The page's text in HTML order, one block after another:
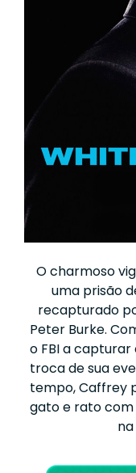
O charmoso
uma prisão
recapturado
Peter Burke.
o FBI a
troca de sua
tempo, Caffrey
gato e rato com